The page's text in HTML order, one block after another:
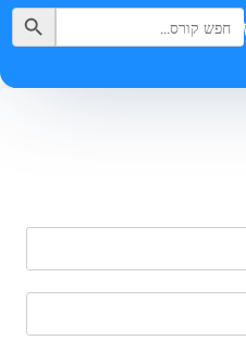
Search
for:
Search Button